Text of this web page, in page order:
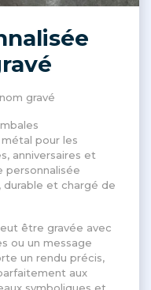
gravé
pour les
anniversaires et
personnalisée
et chargé de
être gravée avec
ou un message
un rendu précis,
aux